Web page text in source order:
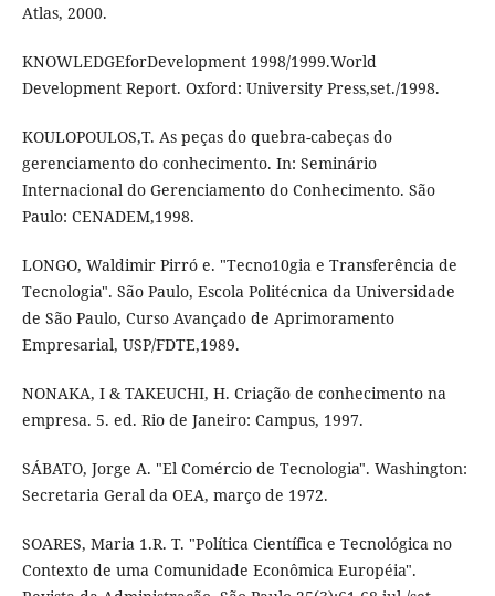
Atlas, 2000.
KNOWLEDGEforDevelopment 1998/1999.World
Development Report. Oxford: University Press,set./1998.
KOULOPOULOS,T. As peças do quebra-cabeças do
gerenciamento do conhecimento. In: Seminário
Internacional do Gerenciamento do Conhecimento. São
Paulo: CENADEM,1998.
LONGO, Waldimir Pirró e. "Tecno10gia e Transferência de
Tecnologia". São Paulo, Escola Politécnica da Universidade
de São Paulo, Curso Avançado de Aprimoramento
Empresarial, USP/FDTE,1989.
NONAKA, I & TAKEUCHI, H. Criação de conhecimento na
empresa. 5. ed. Rio de Janeiro: Campus, 1997.
SÁBATO, Jorge A. "El Comércio de Tecnologia". Washington:
Secretaria Geral da OEA, março de 1972.
SOARES, Maria 1.R. T. "Política Científica e Tecnológica no
Contexto de uma Comunidade Econômica Européia".